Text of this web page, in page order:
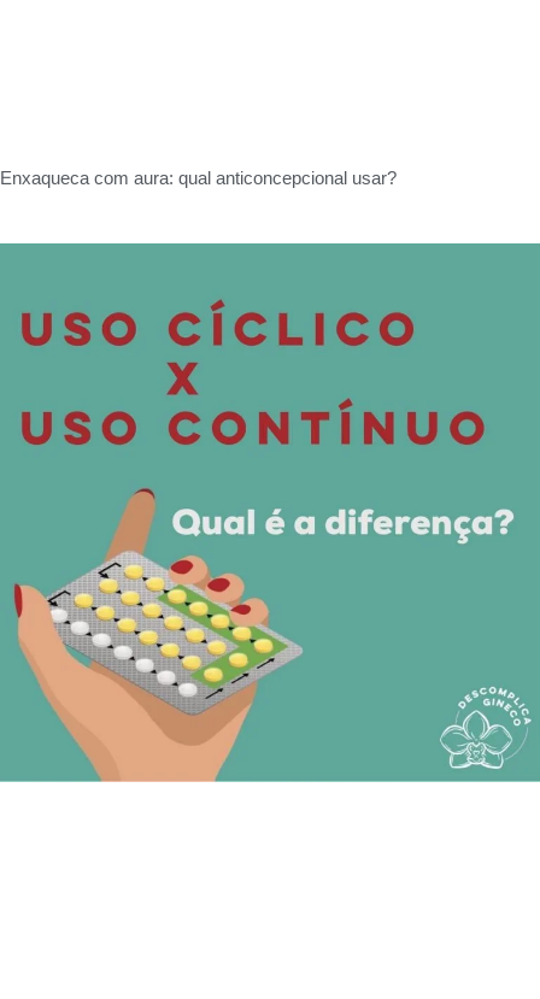
Enxaqueca com aura: qual anticoncepcional usar?